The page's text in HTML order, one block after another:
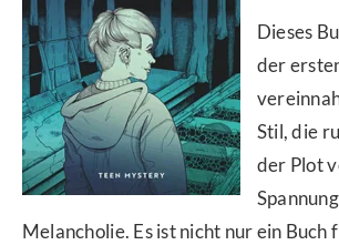
Dieses
der
Stil, die
der Plot
Melancholie. Es ist nicht nur ein Buch